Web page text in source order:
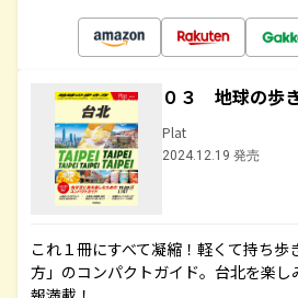
０３ 地球の歩
Plat
2024.12.19 発売
これ１冊にすべて凝縮！軽くて持ち歩
方」のコンパクトガイド。台北を楽